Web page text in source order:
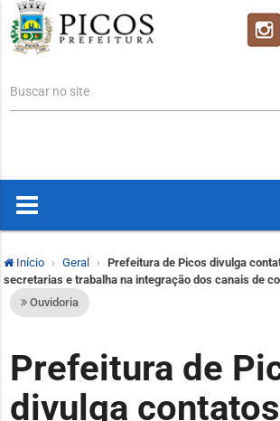
Buscar no site
Início Geral
Prefeitura de Picos divulga
secretarias e trabalha na integração dos canais de
Ouvidoria
Prefeitura de
divulga contatos